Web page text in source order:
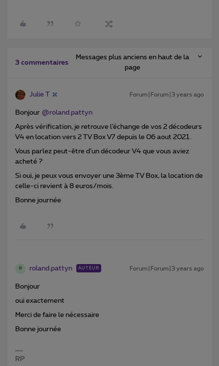
3 commentaires
Messages plus anciens en haut de la
page
Julie T Forum|Forum|3 years ago
Bonjour @roland.pattyn
Après vérification, je retrouve l’échange de vos 2 décodeurs
V4 en location vers 2 TV Box V7 depuis le 06 aout 2021.
Vous parlez peut-être d’un décodeur V4 que vous aviez
acheté ?
Si oui, je peux vous envoyer une 3ème TV Box, la location de
celle-ci revient à 8 euros/mois.
Bonne journée
R roland.pattyn AUTEUR Forum|Forum|3 years ago
Bonjour
oui exactement
Merci de faire le nécessaire
Bonne journée
RP